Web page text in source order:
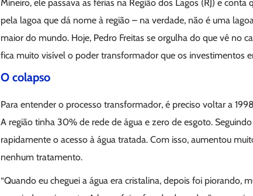
Mineiro, ele passava as férias na Região dos Lagos (RJ) e
pela lagoa que dá nome à região – na verdade, não é uma
maior do mundo. Hoje, Pedro Freitas se orgulha do que vê no
fica muito visível o poder transformador que os investimentos
O colapso
Para entender o processo transformador, é preciso voltar a
A região tinha 30% de rede de água e zero de esgoto.
rapidamente o acesso à água tratada. Com isso, aumentou
nenhum tratamento.
“Quando eu cheguei a água era cristalina, depois foi piorando,